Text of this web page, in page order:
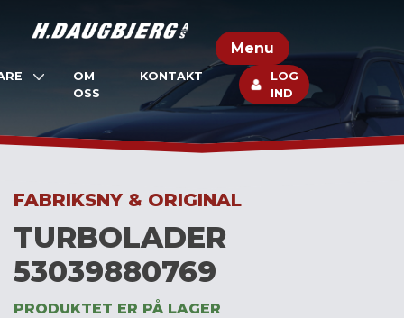
Menu
OM
OSS
KONTAKT
LOG
IND
FABRIKSNY & ORIGINAL
TURBOLADER
53039880769
PRODUKTET ER PÅ LAGER